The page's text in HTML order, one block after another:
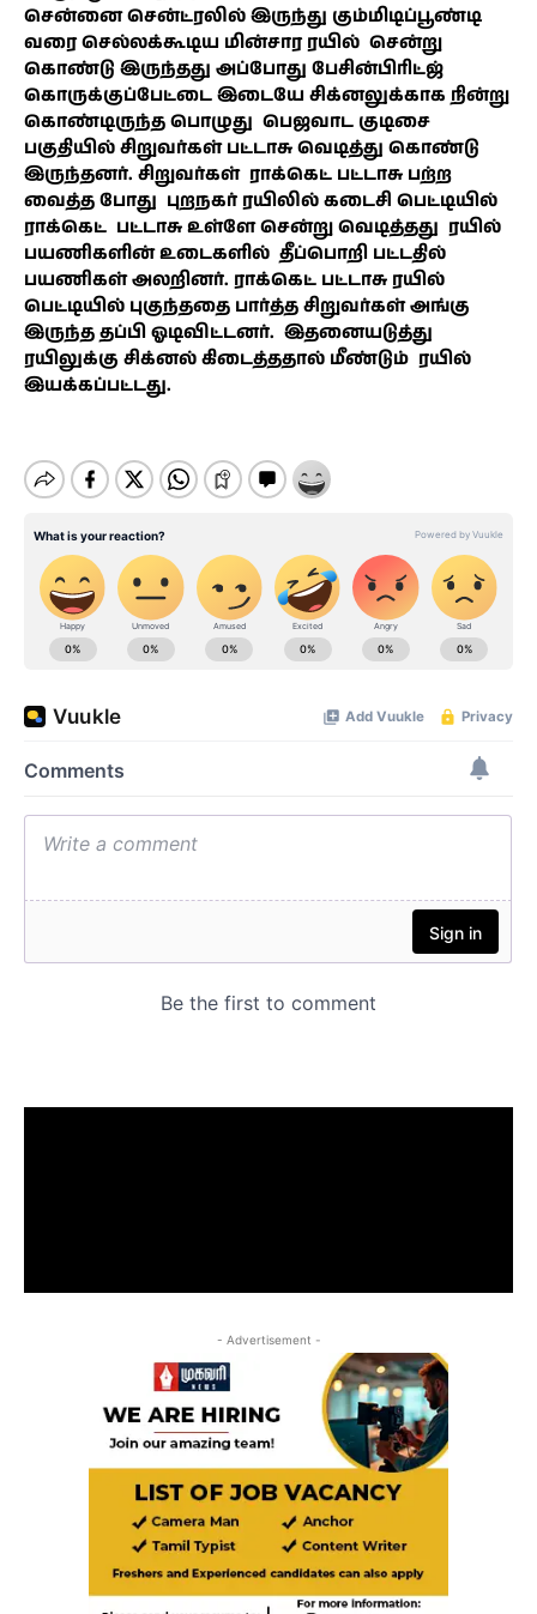
சென்னை சென்ட்ரலில் இருந்து கும்மிடிப்பூண்டி
வரை செல்லக்கூடிய மின்சார ரயில் சென்று
கொண்டு இருந்தது அப்போது பேசின்பிரிட்ஜ்
கொருக்குப்பேட்டை இடையே சிக்னலுக்காக நின்று
கொண்டிருந்த பொழுது பெஜவாட குடிசை
பகுதியில் சிறுவர்கள் பட்டாசு வெடித்து கொண்டு
இருந்தனர். சிறுவர்கள் ராக்கெட் பட்டாசு பற்ற
வைத்த போது புறநகர் ரயிலில் கடைசி பெட்டியில்
ராக்கெட் பட்டாசு உள்ளே சென்று வெடித்தது ரயில்
பயணிகளின் உடைகளில் தீப்பொறி பட்டதில்
பயணிகள் அலறினர். ராக்கெட் பட்டாசு ரயில்
பெட்டியில் புகுந்ததை பார்த்த சிறுவர்கள் அங்கு
இருந்த தப்பி ஓடிவிட்டனர். இதனையடுத்து
ரயிலுக்கு சிக்னல் கிடைத்ததால் மீண்டும் ரயில்
இயக்கப்பட்டது.
- Advertisement -